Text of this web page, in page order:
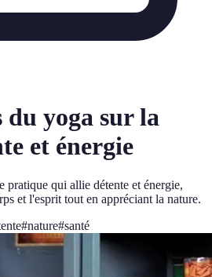
yoga sur la
et énergie
pratique qui allie détente et énergie,
et l'esprit tout en appréciant la nature.
#nature#santé